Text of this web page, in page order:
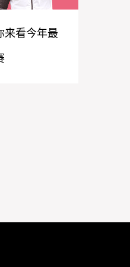
来看今年最